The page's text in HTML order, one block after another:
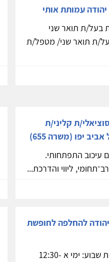
עמותת אותי
בעל/ת תואר שני
ת תואר שני/ מטפל/ת
ת קליני/ת
יפו (משרה 655)
מיועד לילדים בגילאי 0–3 עם עיכוב התפתחותי.
ליווי והדרכת...
להחלפה לחופשת
דרושה מדריכה לבית החם. 13 שעות שבוע: ימי א 12:30-